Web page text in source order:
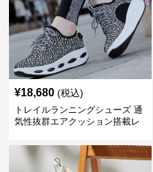
¥18,680 (税込)
トレイルランニングシューズ 通
気性抜群エアクッション搭載レ